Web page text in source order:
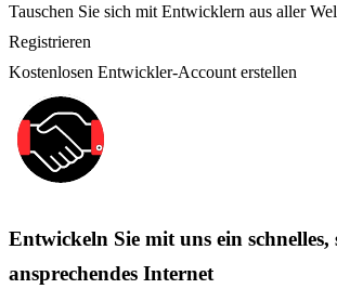
Tauschen Sie sich mit Entwicklern aus aller
Registrieren
Kostenlosen Entwickler-Account erstellen
Entwickeln Sie mit uns ein schnelles,
ansprechendes Internet